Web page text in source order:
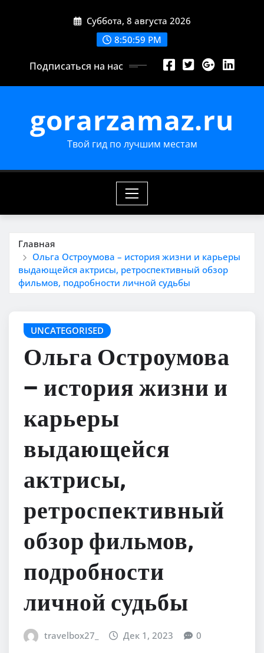
Суббота, 8 августа 2026
8:51:00 PM
Подписаться на нас
gorarzamaz.ru
Твой гид по лучшим местам
Главная
Ольга Остроумова – история жизни и карьеры
выдающейся актрисы, ретроспективный обзор
фильмов, подробности личной судьбы
UNCATEGORISED
Ольга Остроумова
– история жизни и
карьеры
выдающейся
актрисы,
ретроспективный
обзор фильмов,
подробности
личной судьбы
travelbox27_ Дек 1, 2023 0